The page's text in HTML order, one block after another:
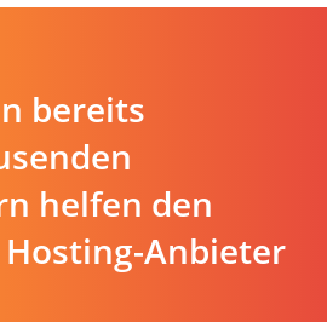
bereits
helfen den
Hosting-Anbieter